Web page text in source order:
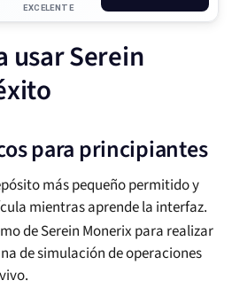
EXCELENTE
usar Serein
para principiantes
más pequeño permitido y
mientras aprende la interfaz.
de Serein Monerix para realizar
de simulación de operaciones